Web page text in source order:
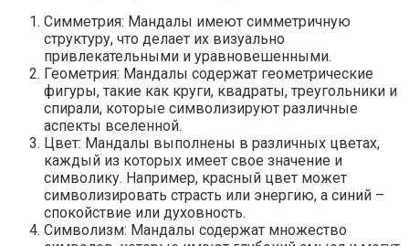
Симметрия: Мандалы имеют симметричную
структуру, что делает их визуально
привлекательными и уравновешенными.
Геометрия: Мандалы содержат геометрические
фигуры, такие как круги, квадраты, треугольники и
спирали, которые символизируют различные
аспекты вселенной.
Цвет: Мандалы выполнены в различных цветах,
каждый из которых имеет свое значение и
символику. Например, красный цвет может
символизировать страсть или энергию, а синий –
спокойствие или духовность.
Символизм: Мандалы содержат множество